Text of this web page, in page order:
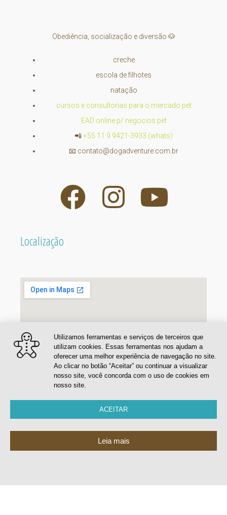
Obediência, socialização e diversão 🐶
creche
escola de filhotes
natação
cursos e consultorias para o mercado pet
EAD online p/ negocios pet
📲+55 11 9 9421-3933 (whats)
📧 contato@dogadventure.com.br
Localização
Utilizamos ferramentas e serviços de terceiros que
utilizam cookies. Essas ferramentas nos ajudam a
oferecer uma melhor experiência de navegação no site.
Ao clicar no botão “Aceitar” ou continuar a visualizar
nosso site, você concorda com o uso de cookies em
nosso site.
ACEITAR
Leia mais